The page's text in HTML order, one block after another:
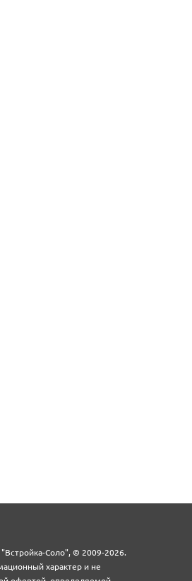
Соло", © 2009-2026.
характер и не